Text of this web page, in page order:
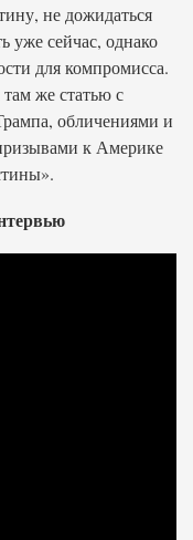
не дожидаться
уже сейчас, однако
для компромисса.
же статью с
обличениями и
к Америке